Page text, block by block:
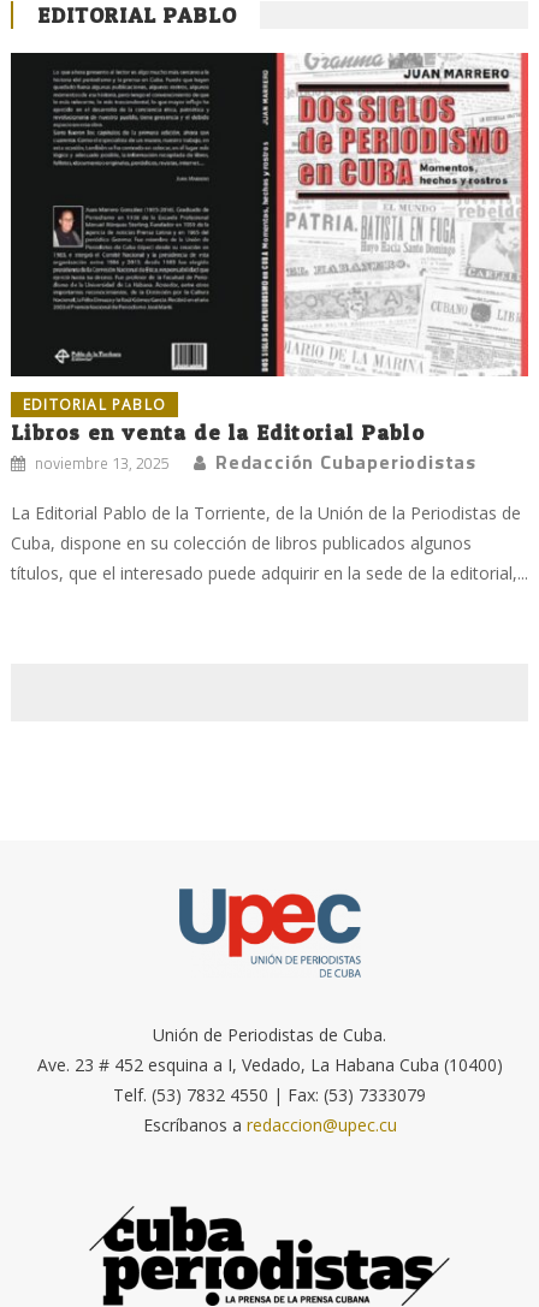
EDITORIAL PABLO
EDITORIAL PABLO
Libros en venta de la Editorial Pablo
noviembre 13, 2025 Redacción Cubaperiodistas
La Editorial Pablo de la Torriente, de la Unión de la Periodistas de
Cuba, dispone en su colección de libros publicados algunos
títulos, que el interesado puede adquirir en la sede de la editorial,...
Unión de Periodistas de Cuba.
Ave. 23 # 452 esquina a I, Vedado, La Habana Cuba (10400)
Telf. (53) 7832 4550 | Fax: (53) 7333079
Escríbanos a redaccion@upec.cu